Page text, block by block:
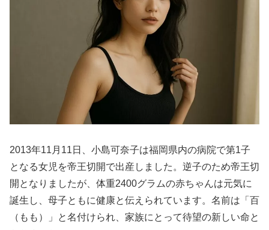
2013年11月11日、小島可奈子は福岡県内の病院で第1子
となる女児を帝王切開で出産しました。逆子のため帝王切
開となりましたが、体重2400グラムの赤ちゃんは元気に
誕生し、母子ともに健康と伝えられています。名前は「百
（もも）」と名付けられ、家族にとって待望の新しい命と